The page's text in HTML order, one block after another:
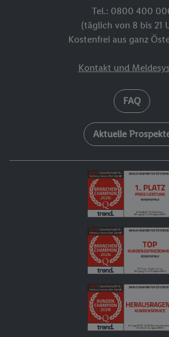
Tel.: 0800 400
(täglich von 8 bis 21
Kostenfrei aus ganz
Kontakt und
FAQ
Aktuelle